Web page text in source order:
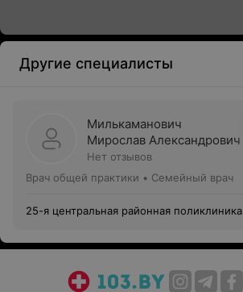
Другие специалисты
Милькаманович
Мирослав Александрович
Нет отзывов
Врач общей практики • Семейный врач
25-я центральная районная поликлиника